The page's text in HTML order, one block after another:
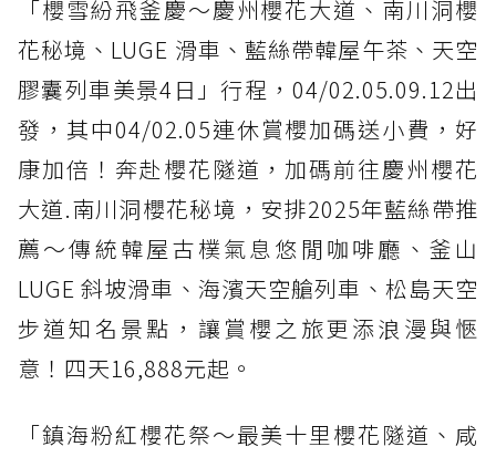
「櫻雪紛飛釜慶～慶州櫻花大道、南川洞櫻
花秘境、LUGE 滑車、藍絲帶韓屋午茶、天空
膠囊列車美景4日」行程，04/02.05.09.12出
發，其中04/02.05連休賞櫻加碼送小費，好
康加倍！奔赴櫻花隧道，加碼前往慶州櫻花
大道.南川洞櫻花秘境，安排2025年藍絲帶推
薦～傳統韓屋古樸氣息悠閒咖啡廳、釜山
LUGE 斜坡滑車、海濱天空艙列車、松島天空
步道知名景點，讓賞櫻之旅更添浪漫與愜
意！四天16,888元起。
「鎮海粉紅櫻花祭～最美十里櫻花隧道、咸